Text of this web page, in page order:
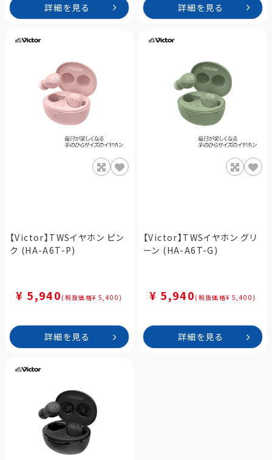
詳細を見る 詳細を見る
【Victor】TWSイヤホン ピン
ク (HA-A6T-P)
¥ 5,940 (税抜価格¥ 5,400)
詳細を見る
【Victor】TWSイヤホン グリ
ーン (HA-A6T-G)
¥ 5,940 (税抜価格¥ 5,400)
詳細を見る